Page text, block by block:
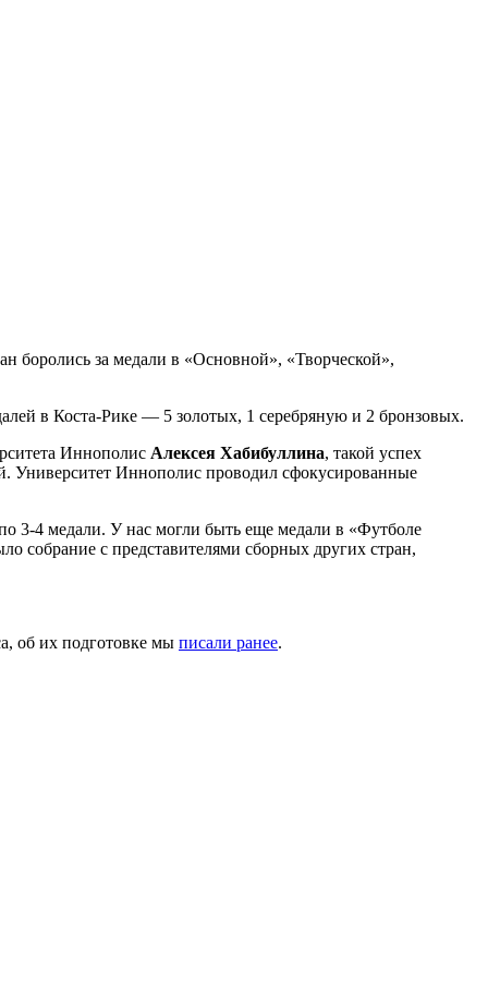
боролись за медали в «Основной», «Творческой»,
в Коста-Рике — 5 золотых, 1 серебряную и 2 бронзовых.
Иннополис Алексея Хабибуллина, такой успех
Университет Иннополис проводил сфокусированные
3-4 медали. У нас могли быть еще медали в «Футболе
собрание с представителями сборных других стран,
об их подготовке мы писали ранее.